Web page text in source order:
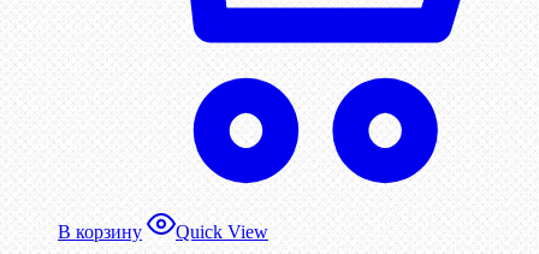
В корзину Quick View